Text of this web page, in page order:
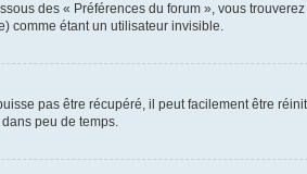
des « Préférences du forum », vous trouverez
comme étant un utilisateur invisible.
pas être récupéré, il peut facilement être
peu de temps.